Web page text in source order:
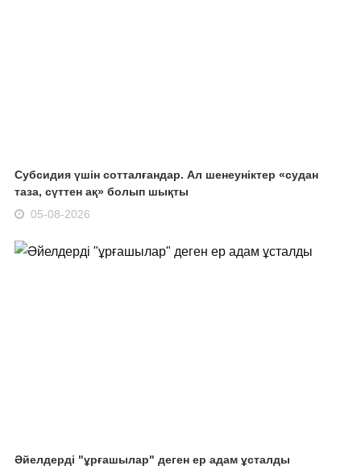
Субсидия үшін сотталғандар. Ал шенеуніктер «судан
таза, сүттен ақ» болып шықты
05-08-2026
Әйелдерді "ұрғашылар" деген ер адам ұсталды